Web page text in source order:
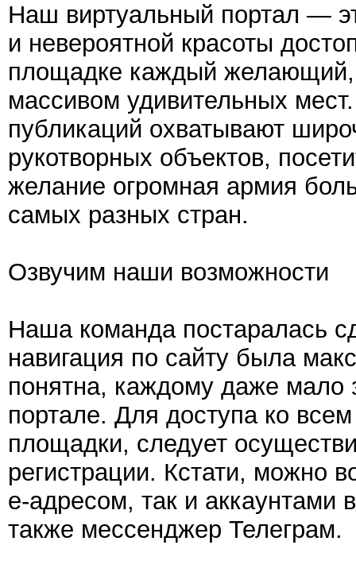
Наш виртуальный портал —
и невероятной красоты
площадке каждый желающий,
массивом удивительных
публикаций охватывают
рукотворных объектов,
желание огромная армия
самых разных стран.
Озвучим наши возможности
Наша команда постаралась
навигация по сайту была
понятна, каждому даже
портале. Для доступа ко
площадки, следует
регистрации. Кстати, можно
е-адресом, так и аккаунтами
также мессенджер Телеграм.